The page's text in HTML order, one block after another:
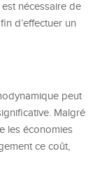
nécessaire de
d’effectuer un
peut
Malgré
les économies
ce coût,